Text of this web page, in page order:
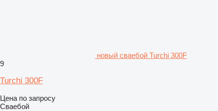
новый сваебой Turchi 300F
9
Turchi 300F
Цена по запросу
Сваебой